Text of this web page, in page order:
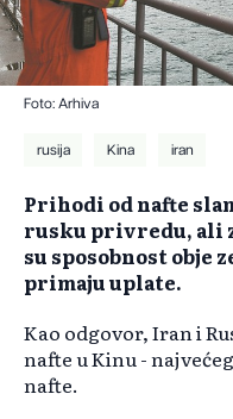
Foto: Arhiva
rusija Kina iran
Prihodi od nafte
rusku privredu, ali
su sposobnost obje
primaju uplate.
Kao odgovor, Iran i
nafte u Kinu -
nafte.